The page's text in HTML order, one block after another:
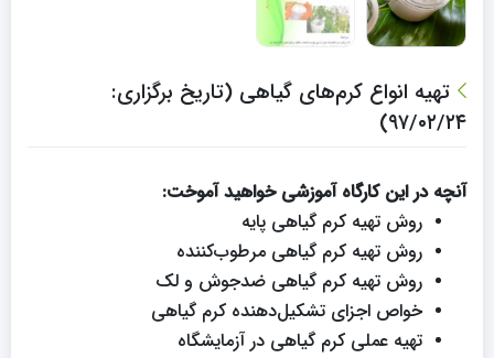
تهیه انواع کرم‌‌های گیاهی (تاریخ برگزاری:
۹۷/۰۲/۲۴)
آنچه در این کارگاه آموزشی خواهید آموخت:
روش‌ تهیه کرم گیاهی پایه
روش‌ تهیه کرم گیاهی مرطوب‌کننده
روش‌ تهیه کرم‌ گیاهی ضدجوش و لک
خواص اجزای تشکیل‌دهنده کرم گیاهی
تهیه عملی کرم گیاهی در آزمایشگاه